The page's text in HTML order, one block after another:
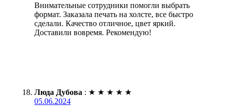
Внимательные сотрудники помогли выбрать
формат. Заказала печать на холсте, все быстро
сделали. Качество отличное, цвет яркий.
Доставили вовремя. Рекомендую!
Люда Дубова : ★ ★ ★ ★ ★
05.06.2024